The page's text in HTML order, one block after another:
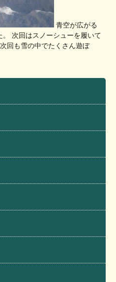
青空が広がる
次回はスノーシューを履いて
回も雪の中でたくさん遊ぼ